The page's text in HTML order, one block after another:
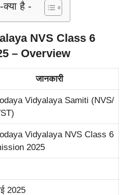
है -
NVS Class 6
– Overview
जानकारी
Vidyalaya Samiti (NVS/
Vidyalaya NVS Class 6
2025
2025